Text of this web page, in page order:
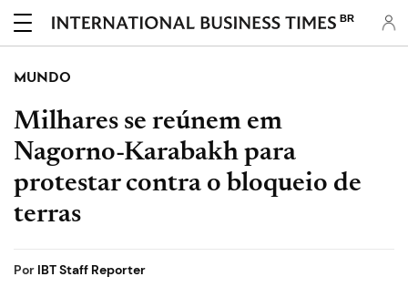
BR
MUNDO
Milhares se reúnem em
Nagorno-Karabakh para
protestar contra o bloqueio de
terras
Por IBT Staff Reporter